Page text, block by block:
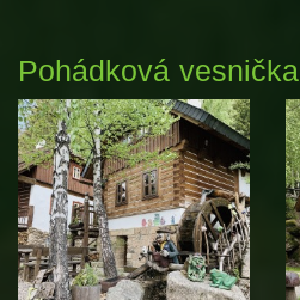
Pohádková vesnička